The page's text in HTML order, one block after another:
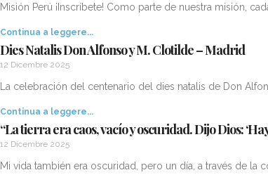
Misión Perú ¡Inscríbete! Como parte de nuestra misión,
Continua a leggere...
Dies Natalis Don Alfonso y M. Clotilde – Madrid
12 Dicembre 2025
La celebración del centenario del dies natalis de Don
Continua a leggere...
“La tierra era caos, vacío y oscuridad. Dijo Dios:
12 Dicembre 2025
Mi vida también era oscuridad, pero un día, a través de la